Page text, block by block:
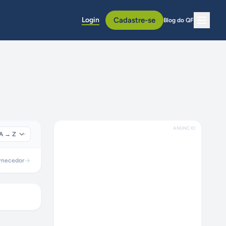
Login Cadastre-se Blog do QF
ANÚNCIO